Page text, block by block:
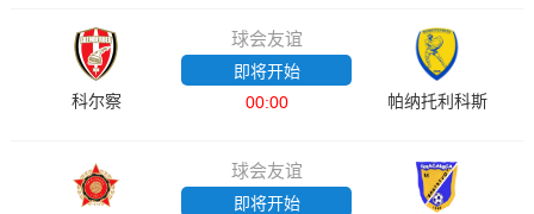
科尔察
球会友谊
即将开始
00:00
帕纳托利科斯
球会友谊
即将开始